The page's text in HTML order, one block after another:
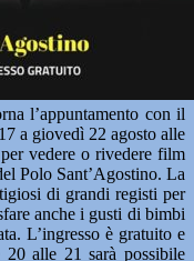
l’appuntamento con il
a giovedì 22 agosto alle
vedere o rivedere film
Polo Sant’Agostino. La
di grandi registi per
anche i gusti di bimbi
L’ingresso è gratuito e
alle 21 sarà possibile